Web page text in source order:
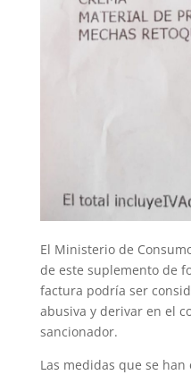
El Ministerio de
de este suplemento de
factura podría ser
abusiva y derivar en el
sancionador.
Las medidas que se